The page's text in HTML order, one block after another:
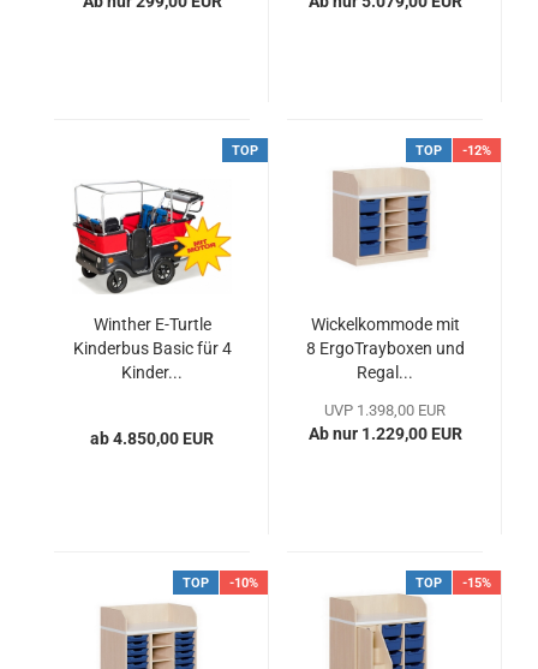
TOP
Winther E-Turtle
Kinderbus Basic für 4
Kinder...
ab 4.850,00 EUR
TOP -12%
Wickelkommode mit
8 ErgoTrayboxen und
Regal...
UVP 1.398,00 EUR
Ab nur 1.229,00 EUR
TOP -10% TOP -15%